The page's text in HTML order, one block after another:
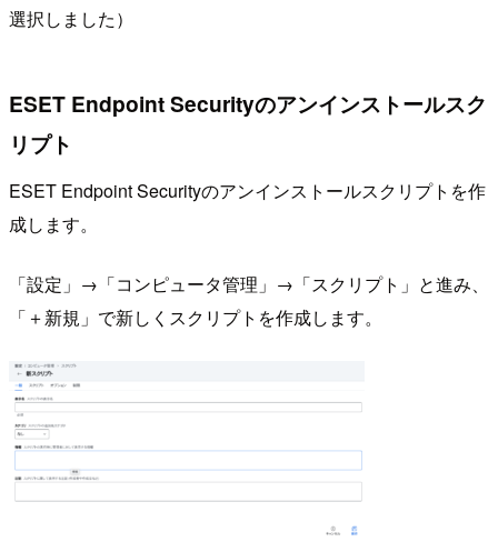
選択しました）
ESET Endpoint Securityのアンインストールスク
リプト
ESET Endpoint Securityのアンインストールスクリプトを作
成します。
「設定」→「コンピュータ管理」→「スクリプト」と進み、
「＋新規」で新しくスクリプトを作成します。